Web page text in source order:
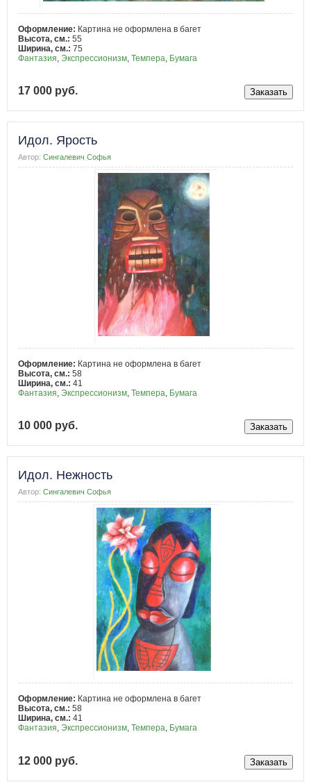
Оформление: Картина не оформлена в багет
Высота, см.: 55
Ширина, см.: 75
Фантазия Экспрессионизм Темпера Бумага
17 000 руб.
Идол. Ярость
Автор: Сингалевич Софья
Оформление: Картина не оформлена в багет
Высота, см.: 58
Ширина, см.: 41
Фантазия, Экспрессионизм, Темпера, Бумага
10 000 руб.
Идол. Нежность
Автор: Сингалевич Софья
Оформление: Картина не оформлена в багет
Высота, см.: 58
Ширина, см.: 41
Фантазия, Экспрессионизм, Темпера, Бумага
12 000 руб.